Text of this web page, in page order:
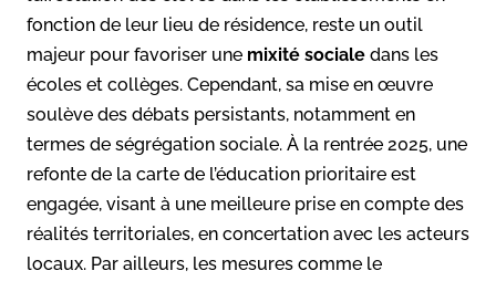
fonction de leur lieu de résidence, reste un outil
majeur pour favoriser une mixité sociale dans les
écoles et collèges. Cependant, sa mise en œuvre
soulève des débats persistants, notamment en
termes de ségrégation sociale. À la rentrée 2025, une
refonte de la carte de l’éducation prioritaire est
engagée, visant à une meilleure prise en compte des
réalités territoriales, en concertation avec les acteurs
locaux. Par ailleurs, les mesures comme le